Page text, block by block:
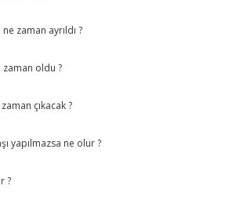
zaman ayrıldı ?
zaman oldu ?
çıkacak ?
yapılmazsa ne olur ?
?